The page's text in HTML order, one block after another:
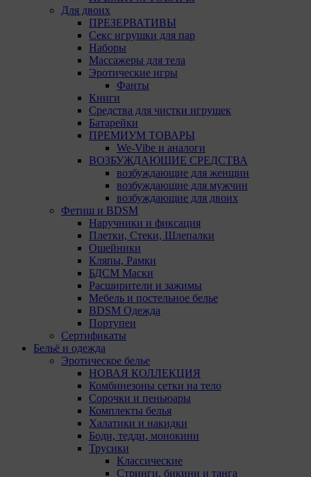
Для двоих
ПРЕЗЕРВАТИВЫ
Секс игрушки для пар
Наборы
Массажеры для тела
Эротические игры
Фанты
Книги
Средства для чистки игрушек
Батарейки
ПРЕМИУМ ТОВАРЫ
We-Vibe и аналоги
ВОЗБУЖДАЮЩИЕ СРЕДСТВА
возбуждающие для женщин
возбуждающие для мужчин
возбуждающие для двоих
Фетиш и BDSM
Наручники и фиксация
Плетки, Стеки, Шлепалки
Ошейники
Кляпы, Рамки
БДСМ Маски
Расширители и зажимы
Мебель и постельное белье
BDSM Одежда
Портупеи
Сертификаты
Бельё и одежда
Эротическое белье
НОВАЯ КОЛЛЕКЦИЯ
Комбинезоны сетки на тело
Сорочки и пеньюары
Комплекты белья
Халатики и накидки
Боди, тедди, монокини
Трусики
Классические
Стринги, бикини и танга
Safari
Microsoft Edge
Internet Explorer
15. Пользователь всегда может направить сообщение
с имеющимся у него вопросом, в части
использования файлов сookie, на электронную почту
Общества:amorby80447490990@gmail.com
Настройка cookie
Мы обрабатываем куки в соответствии с
нижеуказанными целями и не используем их для
идентификации субъектов персональных данных.
Мы поручаем обрабатывать куки для исполнения
указанных целей компаниям (уполномоченным
Аналитические Cookie
Аналитические куки позволяют определять
предпочтения пользователей сайта. Компании,
которым мы поручаем обработку статистических
cookies:
Яндекс Метрика – сервис веб-аналитики,
предоставляемый ООО «Яндекс». Адрес: г.
Москва, ул. Льва Толстого, д. 16, 119021.
Политика конфиденциальности Яндекс.
Google Analytics – сервис веб-аналитики,
предоставляемый компанией Google, Inc.
Адрес: Google, Google Data Protection Office,
1600 Amphitheatre Pkwy, Mountain View, CA
94043, USA. Политика конфиденциальности